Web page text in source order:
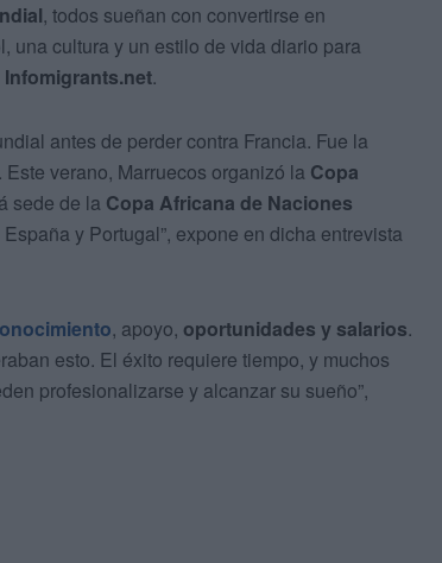
, todos sueñan con convertirse en
una cultura y un estilo de vida diario para
Infomigrants.net.
antes de perder contra Francia. Fue la
verano, Marruecos organizó la Copa
sede de la Copa Africana de Naciones
y Portugal”, expone en dicha entrevista
, apoyo, oportunidades y salarios.
esto. El éxito requiere tiempo, y muchos
profesionalizarse y alcanzar su sueño”,